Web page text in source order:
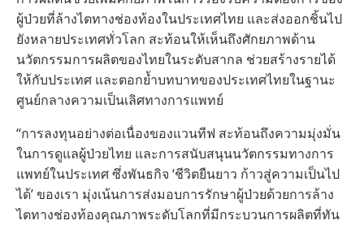
ผู้ป่วยที่ล้างไตทางช่องท้องในประเทศไทย และส่งออกชิ้นไป
ยังหลายประเทศทั่วโลก สะท้อนให้เห็นถึงศักยภาพด้าน
นวัตกรรมการผลิตของไทยในระดับสากล ช่วยสร้างรายได้
ให้กับประเทศ และตอกย้ำบทบาทของประเทศไทยในฐานะ
ศูนย์กลางความเป็นเลิศทางการแพทย์
“การลงทุนอย่างต่อเนื่องของแวนทีฟ สะท้อนถึงความมุ่งมั่น
ในการดูแลผู้ป่วยไทย และการสนับสนุนนวัตกรรมทางการ
แพทย์ในประเทศ ซึ่งพันธกิจ ‘ชีวิตยืนยาว ก้าวสู่ความเป็นไป
ได้’ ของเรา มุ่งเน้นการส่งมอบการรักษาผู้ป่วยด้วยการล้าง
ไตทางช่องท้องคุณภาพระดับโลกที่มีกระบวนการผลิตที่ทัน